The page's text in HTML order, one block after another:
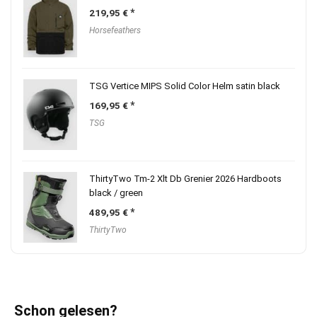
219,95 €
Horsefeathers
TSG Vertice MIPS Solid Color Helm satin black
169,95 €
TSG
ThirtyTwo Tm-2 Xlt Db Grenier 2026 Hardboots
black / green
489,95 €
ThirtyTwo
Schon gelesen?